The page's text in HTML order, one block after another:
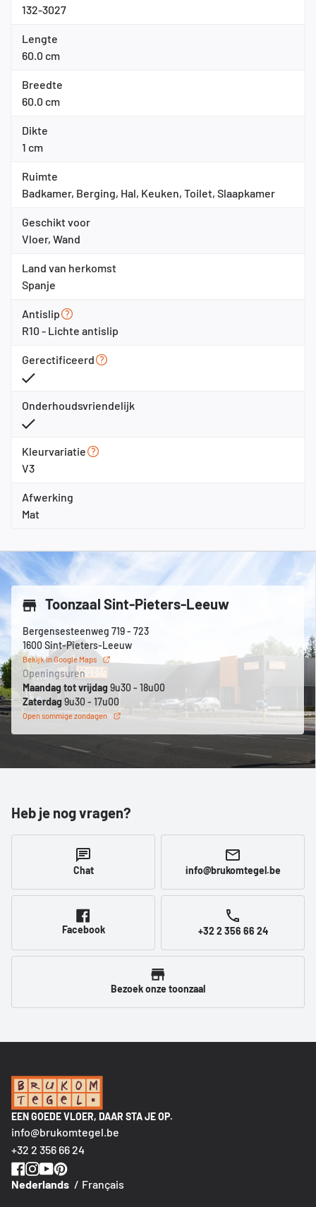
132-3027
Lengte
60.0 cm
Breedte
60.0 cm
Dikte
1 cm
Ruimte
Badkamer, Berging, Hal, Keuken, Toilet, Slaapkamer
Geschikt voor
Vloer, Wand
Land van herkomst
Spanje
Antislip
R10 - Lichte antislip
Gerectificeerd
Onderhoudsvriendelijk
Kleurvariatie
V3
Afwerking
Mat
Toonzaal Sint-Pieters-Leeuw
Bergensesteenweg 719 - 723
1600 Sint-Pieters-Leeuw
Bekijk in Google Maps
Openingsuren
Maandag tot vrijdag 9u30 - 18u00
Zaterdag 9u30 - 17u00
Open sommige zondagen
Heb je nog vragen?
Chat info@brukomtegel.be
Facebook +32 2 356 66 24
Bezoek onze toonzaal
EEN GOEDE VLOER, DAAR STA JE OP.
info@brukomtegel.be
+32 2 356 66 24
Nederlands Français